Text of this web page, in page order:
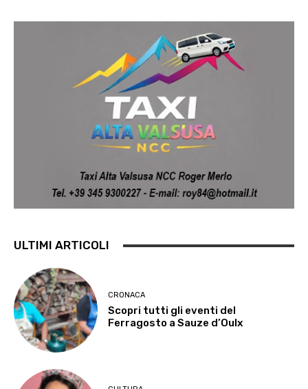
ULTIMI ARTICOLI
CRONACA
Scopri tutti gli eventi del
Ferragosto a Sauze d’Oulx